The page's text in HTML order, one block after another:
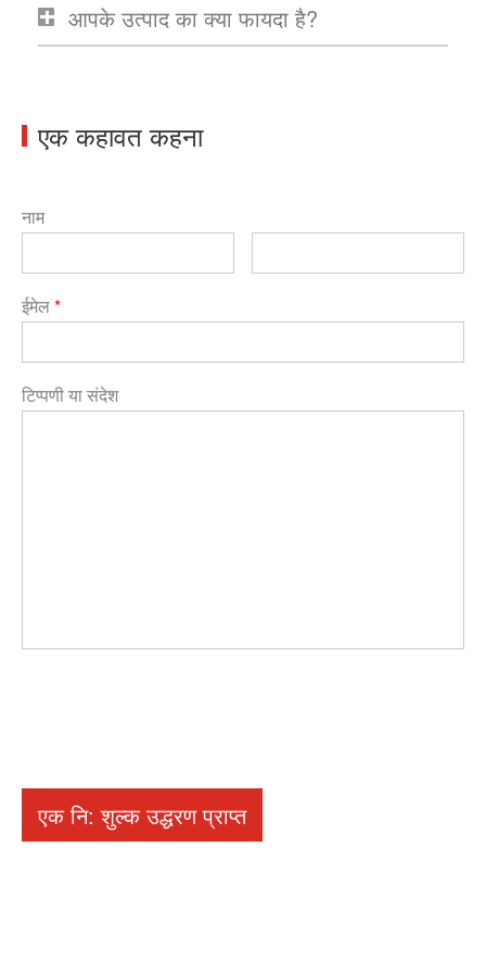
आपके उत्पाद का क्या फायदा है?
एक कहावत कहना
नाम
ईमेल*
टिप्पणी या संदेश
एक नि: शुल्क उद्धरण प्राप्त